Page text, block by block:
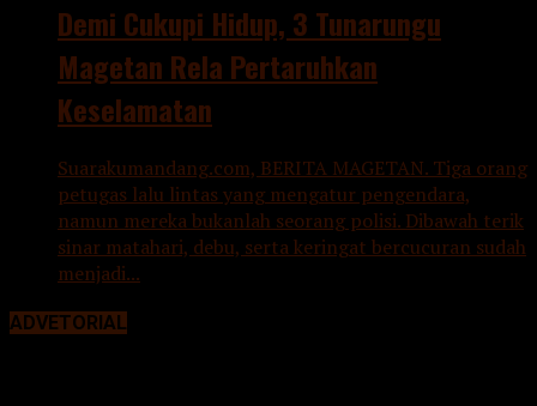
Demi Cukupi Hidup, 3 Tunarungu
Magetan Rela Pertaruhkan
Keselamatan
Suarakumandang.com, BERITA MAGETAN. Tiga orang
petugas lalu lintas yang mengatur pengendara,
namun mereka bukanlah seorang polisi. Dibawah terik
sinar matahari, debu, serta keringat bercucuran sudah
menjadi...
ADVETORIAL